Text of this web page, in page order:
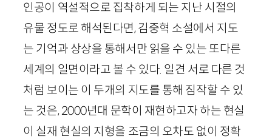
인공이 역설적으로 집착하게 되는 지난 시절의
유물 정도로 해석된다면, 김중혁 소설에서 지도
는 기억과 상상을 통해서만 읽을 수 있는 또다른
세계의 일면이라고 볼 수 있다. 일견 서로 다른 것
처럼 보이는 이 두개의 지도를 통해 짐작할 수 있
는 것은,2000년대 문학이 재현하고자 하는 현실
이 실재 현실의 지형을 조금의 오차도 없이 정확